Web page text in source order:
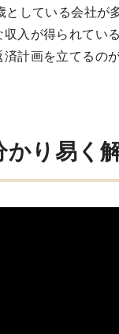
している会社が
入が得られてい
計画を立てるの
り易く